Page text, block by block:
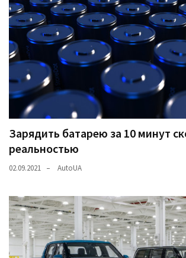
Зарядить батарею за 10 минут
реальностью
02.09.2021 AutoUA